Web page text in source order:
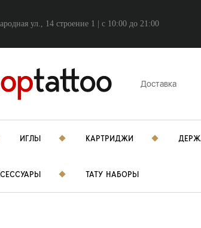
ул., 14 строение 1 | c 10:00 до 21:00
Доставка
ИГЛЫ КАРТРИДЖИ
ТАТУ НАБОРЫ